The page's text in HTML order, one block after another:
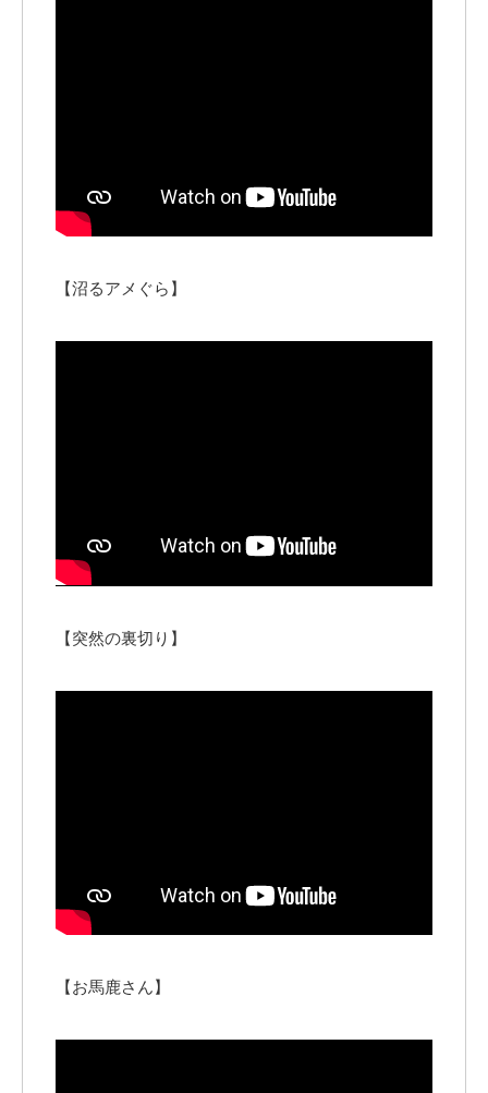
【沼るアメぐら】
【突然の裏切り】
【お馬鹿さん】